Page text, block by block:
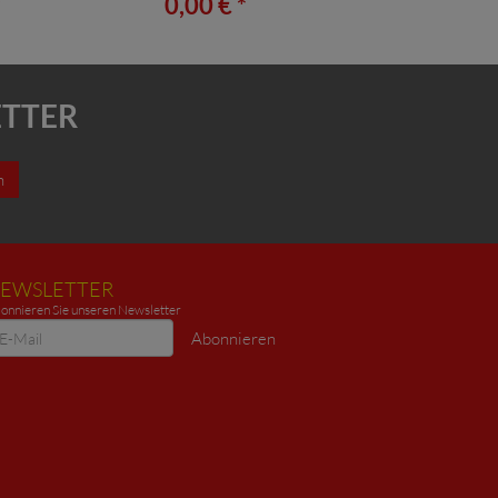
Sie unseren Newsletter
Abonnieren